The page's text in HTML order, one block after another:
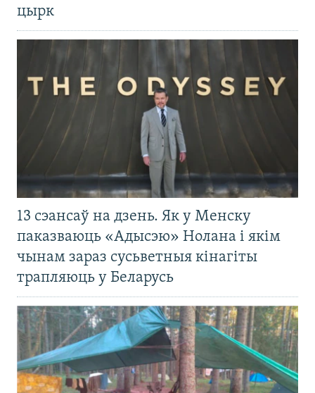
цырк
13 сэансаў на дзень. Як у Менску
паказваюць «Адысэю» Нолана і якім
чынам зараз сусьветныя кінагіты
трапляюць у Беларусь